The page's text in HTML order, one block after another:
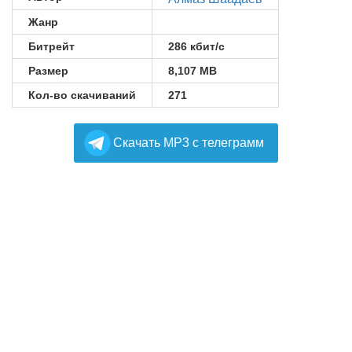
Жанр
Битрейт
286 кбит/с
Размер
8,107 MB
Кол-во скачиваний
271
Cкачать MP3 с телеграмм